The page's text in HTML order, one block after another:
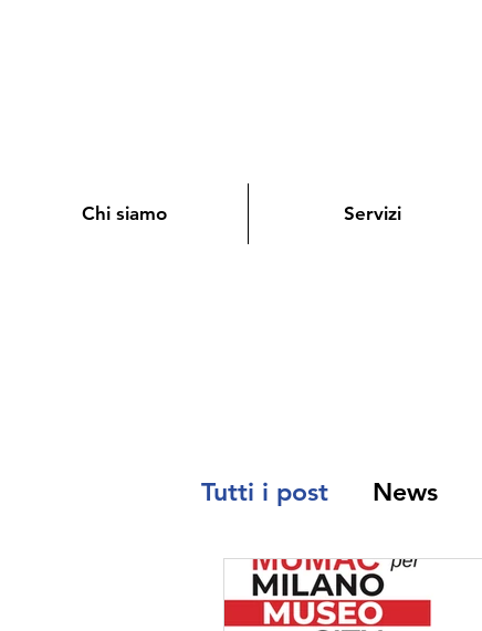
Chi siamo Servizi
Tutti i post News